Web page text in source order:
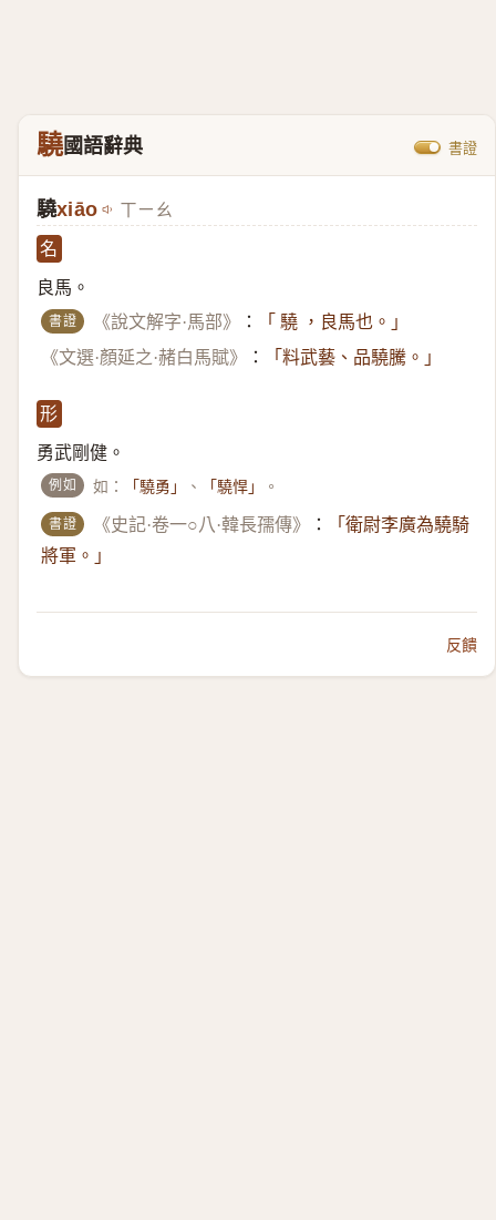
驍國語辭典 書證
驍xiāo ㄒㄧㄠ
名
良馬。
書證 《說文解字·馬部》 ：
「 驍 ，良馬也。」
《文選·顏延之·赭白馬賦》
： 「料武藝、品驍騰。」
形
勇武剛健。
例如 如： 「驍勇」 、 「驍悍」 。
書證 《史記·卷一○八·韓長孺傳》 ：
「衛尉李廣為驍騎
將軍。」
反饋